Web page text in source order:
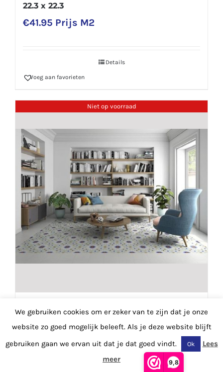
9,8
22.3 x 22.3
€41.95 Prijs M2
Details
Voeg aan favorieten
Niet op voorraad
Pamesa
Art Cassat
22.3 x 22.3
We gebruiken cookies om er zeker van te zijn dat je onze
website zo goed mogelijk beleeft. Als je deze website blijft
gebruiken gaan we ervan uit dat je dat goed vindt.
Ok
Lees
meer